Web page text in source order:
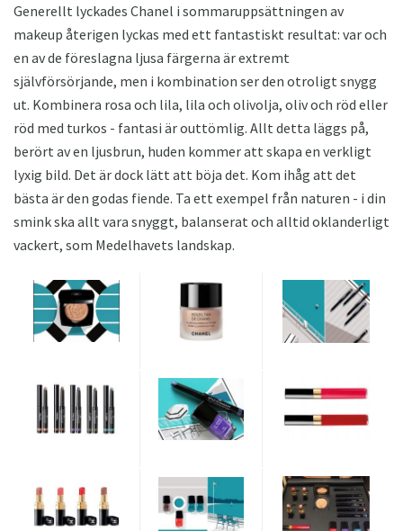
Generellt lyckades Chanel i sommaruppsättningen av
makeup återigen lyckas med ett fantastiskt resultat: var och
en av de föreslagna ljusa färgerna är extremt
självförsörjande, men i kombination ser den otroligt snygg
ut. Kombinera rosa och lila, lila och olivolja, oliv och röd eller
röd med turkos - fantasi är outtömlig. Allt detta läggs på,
berört av en ljusbrun, huden kommer att skapa en verkligt
lyxig bild. Det är dock lätt att böja det. Kom ihåg att det
bästa är den godas fiende. Ta ett exempel från naturen - i din
smink ska allt vara snyggt, balanserat och alltid oklanderligt
vackert, som Medelhavets landskap.